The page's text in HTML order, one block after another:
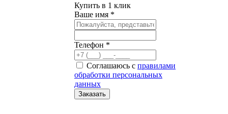
Купить в 1 клик
Ваше имя *
Телефон *
Соглашаюсь с правилами
обработки персональных
данных